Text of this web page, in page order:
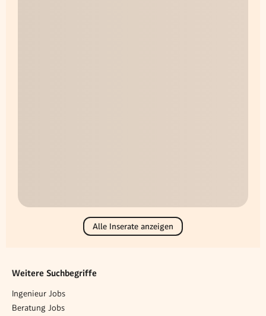
Alle Inserate anzeigen
Weitere Suchbegriffe
Ingenieur Jobs
Beratung Jobs